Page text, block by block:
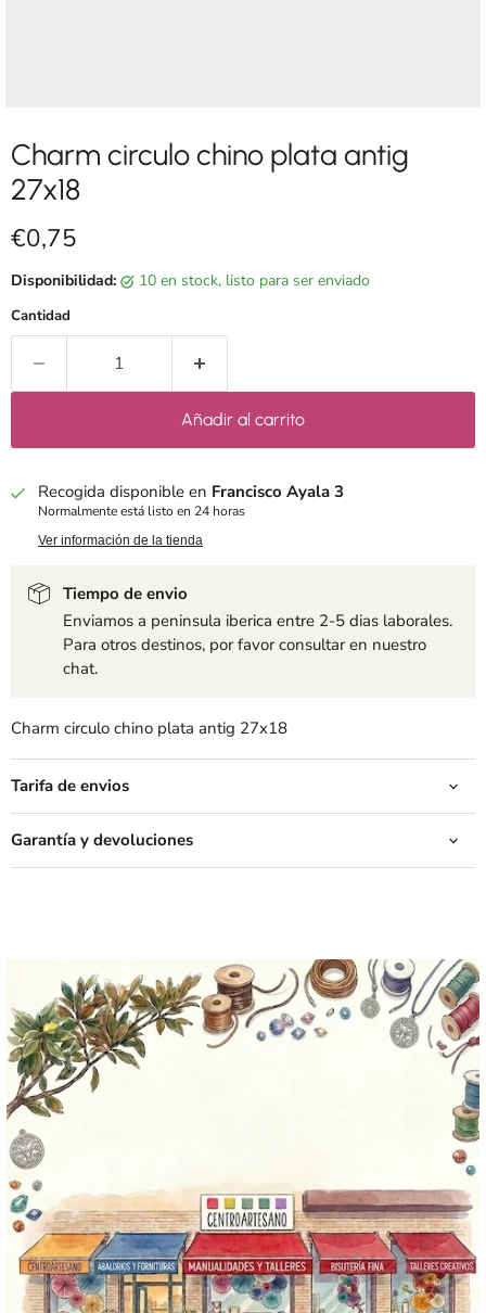
Charm circulo chino plata antig
27x18
Precio actual
€0,75
Disponibilidad: 10 en stock, listo para ser enviado
Cantidad
Añadir al carrito
Recogida disponible en Francisco Ayala 3
Normalmente está listo en 24 horas
Ver información de la tienda
Tiempo de envio
Enviamos a peninsula iberica entre 2-5 dias laborales.
Para otros destinos, por favor consultar en nuestro
chat.
Charm circulo chino plata antig 27x18
Tarifa de envios
Garantía y devoluciones